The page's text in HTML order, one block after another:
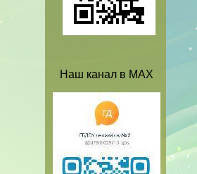
Наш канал в MAX